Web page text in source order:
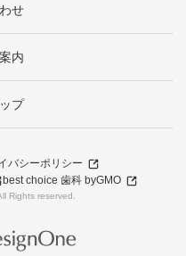
せ
内
プ
バシーポリシー
best choice 歯科 byGMO
Rights reserved.